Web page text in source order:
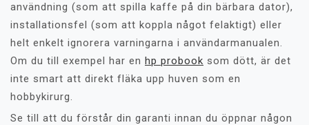
användning (som att spilla kaffe på din bärbara dator),
installationsfel (som att koppla något felaktigt) eller
helt enkelt ignorera varningarna i användarmanualen.
Om du till exempel har en hp probook som dött, är det
inte smart att direkt fläka upp huven som en
hobbykirurg.
Se till att du förstår din garanti innan du öppnar någon